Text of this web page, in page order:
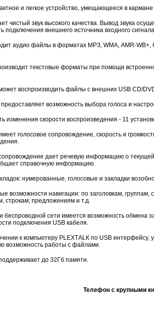
и легкое устройство, умещающееся в
чистый звук высокого качества. Вывод звука
подключения внешнего источника входного
аудио файлы в форматах МРЗ, WМА, АМR-WB+,
текстовые форматы при помощи
воспроизводить файлы с внешних USB CD/
возможность выбора голоса и
изменения скорости воспроизведения - 11
голосовое сопровождение, скорость и
дает речевую информацию о
справочную информацию.
нумерованные, голосовые и закладки
возможности навигации: по заголовкам,
строкам, предложениям и т.д.
беспроводной сети имеется возможность обмена
подключения USB кабеля.
к компьютеру РLЕХТАLК по USB интерфейсу,
возможность работы с файлами.
до 32Гб памяти.
Телефон с крупными